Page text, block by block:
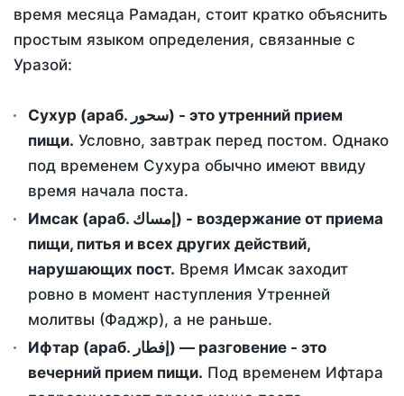
время месяца Рамадан, стоит кратко объяснить
простым языком определения, связанные с
Уразой:
Сухур (араб. سحور) - это утренний прием
пищи. Условно, завтрак перед постом. Однако
под временем Сухура обычно имеют ввиду
время начала поста.
Имсак (араб. إمساك) - воздержание от приема
пищи, питья и всех других действий,
нарушающих пост. Время Имсак заходит
ровно в момент наступления Утренней
молитвы (Фаджр), а не раньше.
Ифтар (араб. إفطار) — разговение - это
вечерний прием пищи. Под временем Ифтара